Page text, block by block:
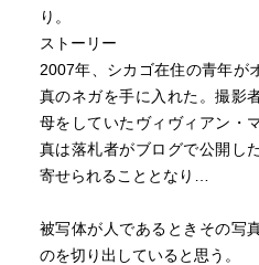
り。
ストーリー
2007年、シカゴ在住の青年が
真のネガを手に入れた。撮影
母をしていたヴィヴィアン・
真は落札者がブログで公開し
寄せられることとなり…
被写体が人であるときその写
のを切り出していると思う。